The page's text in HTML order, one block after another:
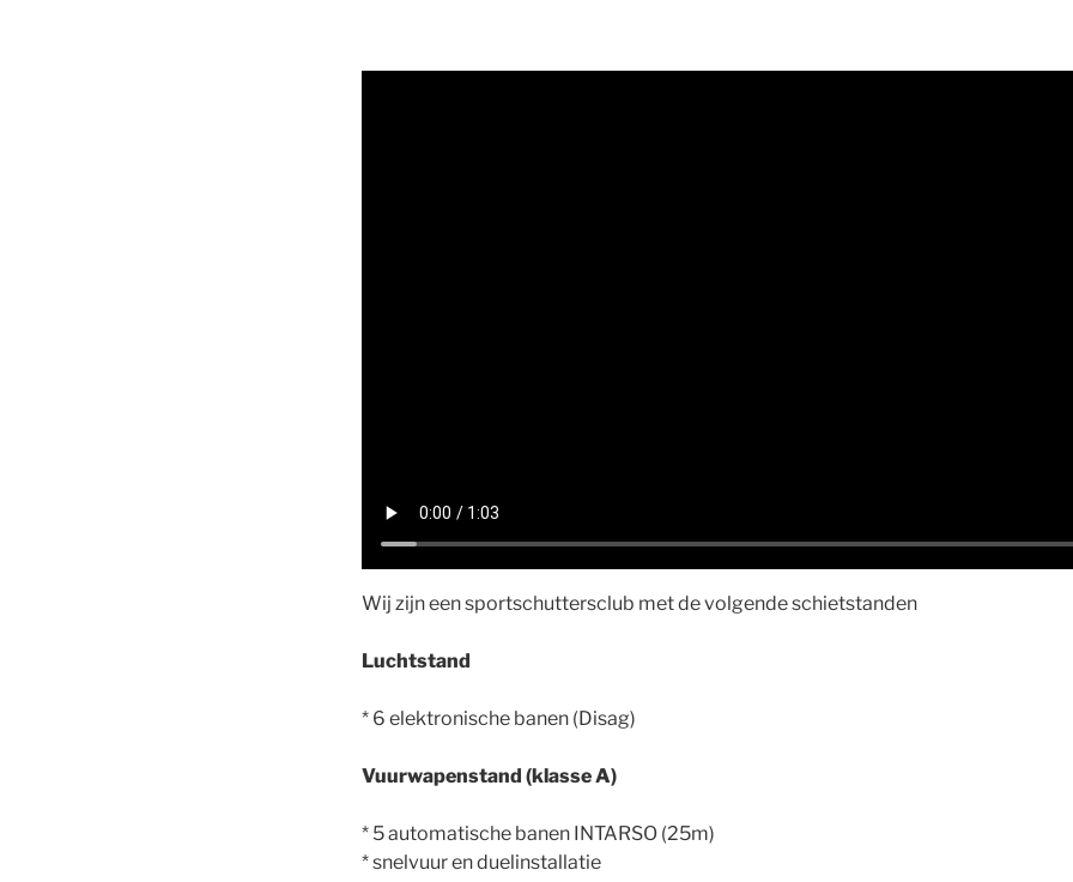
Wij zijn een sportschuttersclub met de volgende schietstanden
Luchtstand
* 6 elektronische banen (Disag)
Vuurwapenstand (klasse A)
* 5 automatische banen INTARSO (25m)
* snelvuur en duelinstallatie